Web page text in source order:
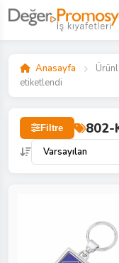
Anasayfa
etiketlendi
Filtre 802-